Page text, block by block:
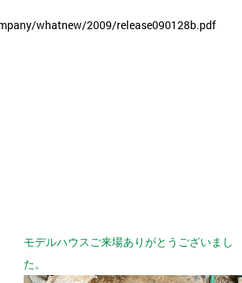
whatnew/2009/release090128b.pdf
モデルハウスご来場ありがとうございまし
た。